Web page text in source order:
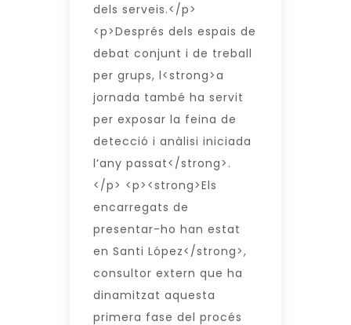
dels serveis.</p>
<p>Després dels espais de
debat conjunt i de treball
per grups, l<strong>a
jornada també ha servit
per exposar la feina de
detecció i anàlisi iniciada
l’any passat</strong>.
</p> <p><strong>Els
encarregats de
presentar-ho han estat
en Santi López</strong>,
consultor extern que ha
dinamitzat aquesta
primera fase del procés